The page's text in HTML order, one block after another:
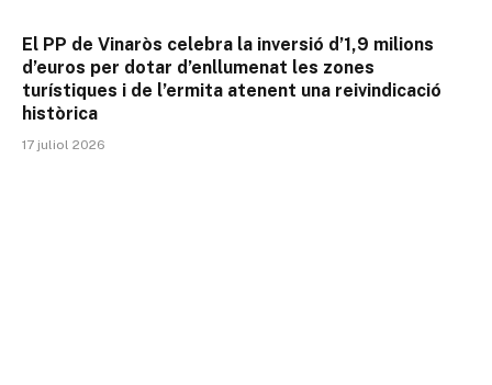
El PP de Vinaròs celebra la inversió d’1,9 milions
d’euros per dotar d’enllumenat les zones
turístiques i de l’ermita atenent una reivindicació
històrica
17 juliol 2026